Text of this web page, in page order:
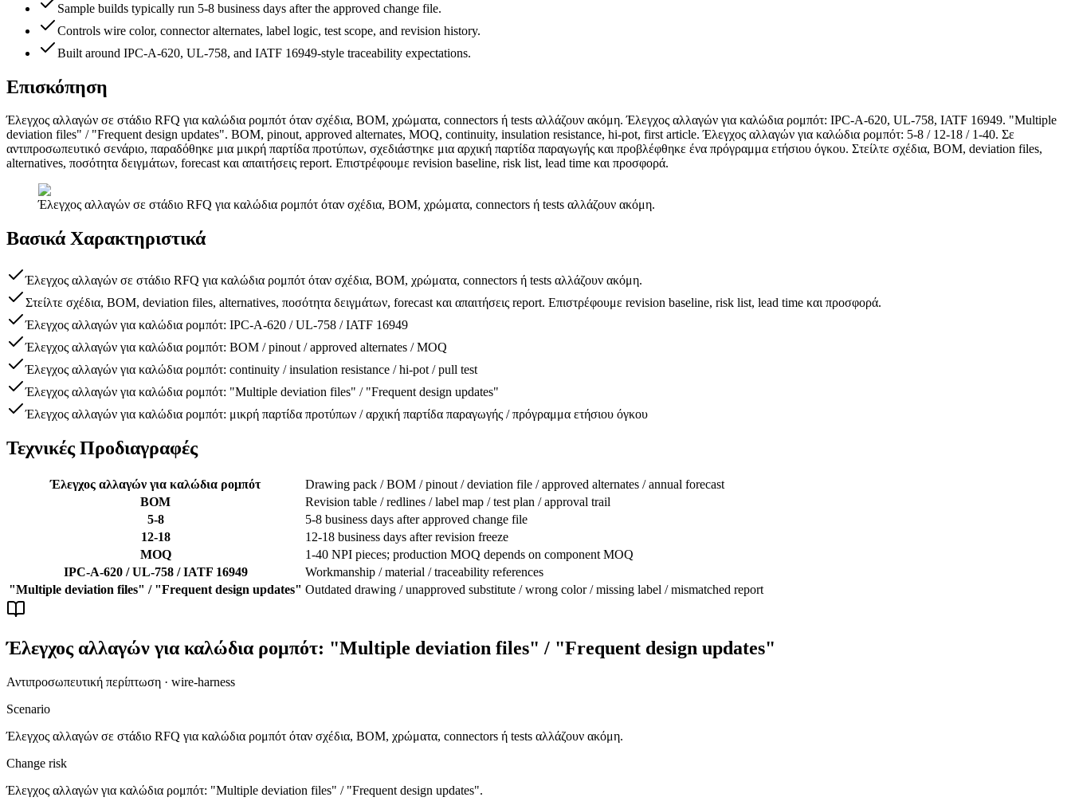
Sample builds typically run 5-8 business days after the approved change file.
Controls wire color, connector alternates, label logic, test scope, and revision history.
Built around IPC-A-620, UL-758, and IATF 16949-style traceability expectations.
Επισκόπηση
Έλεγχος αλλαγών σε στάδιο RFQ για καλώδια ρομπότ όταν σχέδια, BOM, χρώματα, connectors ή tests αλλάζουν ακόμη. Έλεγχος αλλαγών για καλώδια ρομπότ: IPC-A-620, UL-758, IATF 16949. "Multiple
deviation files" / "Frequent design updates". BOM, pinout, approved alternates, MOQ, continuity, insulation resistance, hi-pot, first article. Έλεγχος αλλαγών για καλώδια ρομπότ: 5-8 / 12-18 / 1-40. Σε
αντιπροσωπευτικό σενάριο, παραδόθηκε μια μικρή παρτίδα προτύπων, σχεδιάστηκε μια αρχική παρτίδα παραγωγής και προβλέφθηκε ένα πρόγραμμα ετήσιου όγκου. Στείλτε σχέδια, BOM, deviation files,
alternatives, ποσότητα δειγμάτων, forecast και απαιτήσεις report. Επιστρέφουμε revision baseline, risk list, lead time και προσφορά.
Έλεγχος αλλαγών σε στάδιο RFQ για καλώδια ρομπότ όταν σχέδια, BOM, χρώματα, connectors ή tests αλλάζουν ακόμη.
Βασικά Χαρακτηριστικά
Έλεγχος αλλαγών σε στάδιο RFQ για καλώδια ρομπότ όταν σχέδια, BOM, χρώματα, connectors ή tests αλλάζουν ακόμη.
Στείλτε σχέδια, BOM, deviation files, alternatives, ποσότητα δειγμάτων, forecast και απαιτήσεις report. Επιστρέφουμε revision baseline, risk list, lead time και προσφορά.
Έλεγχος αλλαγών για καλώδια ρομπότ: IPC-A-620 / UL-758 / IATF 16949
Έλεγχος αλλαγών για καλώδια ρομπότ: BOM / pinout / approved alternates / MOQ
Έλεγχος αλλαγών για καλώδια ρομπότ: continuity / insulation resistance / hi-pot / pull test
Έλεγχος αλλαγών για καλώδια ρομπότ: "Multiple deviation files" / "Frequent design updates"
Έλεγχος αλλαγών για καλώδια ρομπότ: μικρή παρτίδα προτύπων / αρχική παρτίδα παραγωγής / πρόγραμμα ετήσιου όγκου
Τεχνικές Προδιαγραφές
Έλεγχος αλλαγών για καλώδια ρομπότ
Drawing pack / BOM / pinout / deviation file / approved alternates / annual forecast
BOM
Revision table / redlines / label map / test plan / approval trail
5-8
5-8 business days after approved change file
12-18
12-18 business days after revision freeze
MOQ
1-40 NPI pieces; production MOQ depends on component MOQ
IPC-A-620 / UL-758 / IATF 16949
Workmanship / material / traceability references
"Multiple deviation files" / "Frequent design updates" Outdated drawing / unapproved substitute / wrong color / missing label / mismatched report
Έλεγχος αλλαγών για καλώδια ρομπότ: "Multiple deviation files" / "Frequent design updates"
Αντιπροσωπευτική περίπτωση · wire-harness
Scenario
Έλεγχος αλλαγών σε στάδιο RFQ για καλώδια ρομπότ όταν σχέδια, BOM, χρώματα, connectors ή tests αλλάζουν ακόμη.
Change risk
Έλεγχος αλλαγών για καλώδια ρομπότ: "Multiple deviation files" / "Frequent design updates".